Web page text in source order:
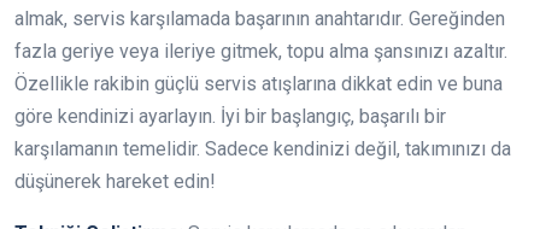
almak, servis karşılamada başarının anahtarıdır. Gereğinden
fazla geriye veya ileriye gitmek, topu alma şansınızı azaltır.
Özellikle rakibin güçlü servis atışlarına dikkat edin ve buna
göre kendinizi ayarlayın. İyi bir başlangıç, başarılı bir
karşılamanın temelidir. Sadece kendinizi değil, takımınızı da
düşünerek hareket edin!